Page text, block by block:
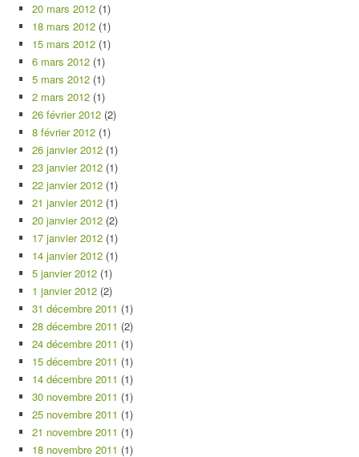
20 mars 2012 (1)
18 mars 2012 (1)
15 mars 2012 (1)
6 mars 2012 (1)
5 mars 2012 (1)
2 mars 2012 (1)
26 février 2012 (2)
8 février 2012 (1)
26 janvier 2012 (1)
23 janvier 2012 (1)
22 janvier 2012 (1)
21 janvier 2012 (1)
20 janvier 2012 (2)
17 janvier 2012 (1)
14 janvier 2012 (1)
5 janvier 2012 (1)
1 janvier 2012 (2)
31 décembre 2011 (1)
28 décembre 2011 (2)
24 décembre 2011 (1)
15 décembre 2011 (1)
14 décembre 2011 (1)
30 novembre 2011 (1)
25 novembre 2011 (1)
21 novembre 2011 (1)
18 novembre 2011 (1)